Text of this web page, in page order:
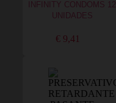
INFINITY CONDOMS 12
UNIDADES
€ 9,41